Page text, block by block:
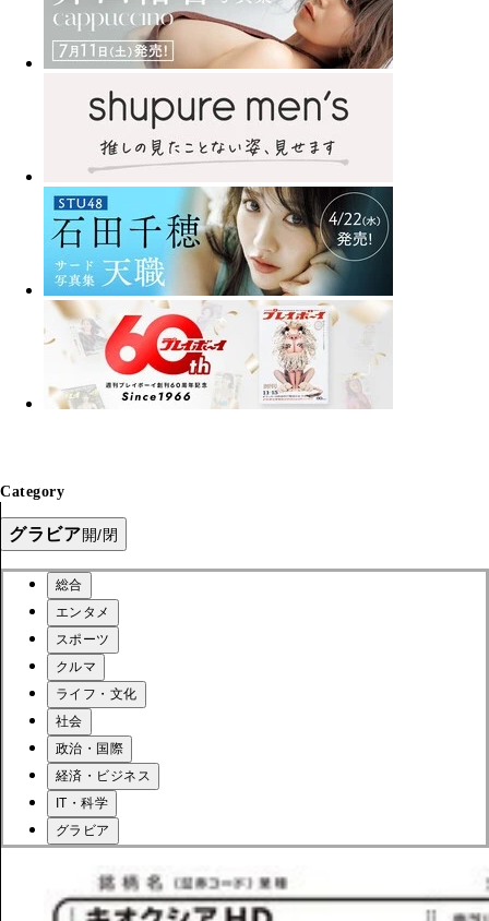
Category
グラビア開/閉
総合
エンタメ
スポーツ
クルマ
ライフ・文化
社会
政治・国際
経済・ビジネス
IT・科学
グラビア